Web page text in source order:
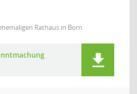
Rathaus in Born